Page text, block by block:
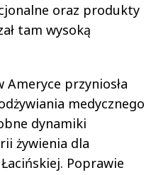
oraz produkty
tam wysoką
przyniosła
medycznego
dynamiki
żywienia dla
Poprawie